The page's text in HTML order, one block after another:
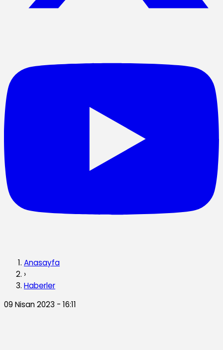
Anasayfa
›
Haberler
09 Nisan 2023 - 16:11